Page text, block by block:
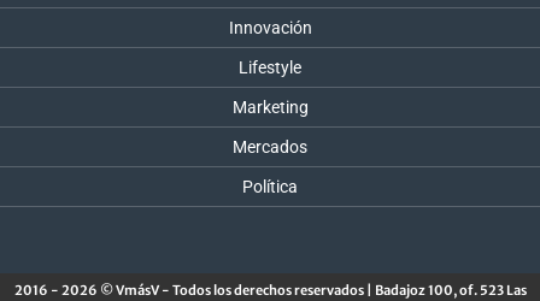
Innovación
Lifestyle
Marketing
Mercados
Política
2016 - 2026 © VmásV - Todos los derechos reservados | Badajoz 100, of. 523 Las